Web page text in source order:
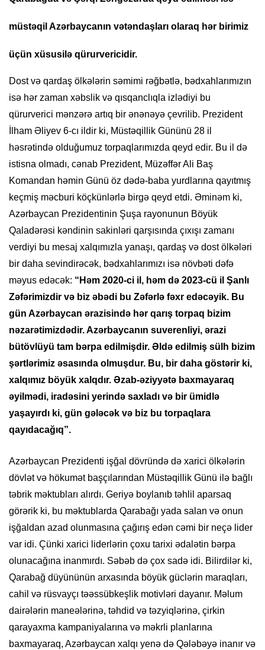
müstəqil Azərbaycanın vətəndaşları olaraq hər birimiz
üçün xüsusilə qürurvericidir.
Dost və qardaş ölkələrin səmimi rəğbətlə, bədxahlarımızın
isə hər zaman xəbslik və qısqanclıqla izlədiyi bu
qürurverici mənzərə artıq bir ənənəyə çevrilib. Prezident
İlham Əliyev 6-cı ildir ki, Müstəqillik Gününü 28 il
həsrətində olduğumuz torpaqlarımızda qeyd edir. Bu il də
istisna olmadı, cənab Prezident, Müzəffər Ali Baş
Komandan həmin Günü öz dədə-baba yurdlarına qayıtmış
keçmiş məcburi köçkünlərlə birgə qeyd etdi. Əminəm ki,
Azərbaycan Prezidentinin Şuşa rayonunun Böyük
Qaladərəsi kəndinin sakinləri qarşısında çıxışı zamanı
verdiyi bu mesaj xalqımızla yanaşı, qardaş və dost ölkələri
bir daha sevindirəcək, bədxahlarımızı isə növbəti dəfə
məyus edəcək: “Həm 2020-ci il, həm də 2023-cü il Şanlı
Zəfərimizdir və biz əbədi bu Zəfərlə fəxr edəcəyik. Bu
gün Azərbaycan ərazisində hər qarış torpaq bizim
nəzarətimizdədir. Azərbaycanın suverenliyi, ərazi
bütövlüyü tam bərpa edilmişdir. Əldə edilmiş sülh bizim
şərtlərimiz əsasında olmuşdur. Bu, bir daha göstərir ki,
xalqımız böyük xalqdır. Əzab-əziyyətə baxmayaraq
əyilmədi, iradəsini yerində saxladı və bir ümidlə
yaşayırdı ki, gün gələcək və biz bu torpaqlara
qayıdacağıq”.
Azərbaycan Prezidenti işğal dövründə də xarici ölkələrin
dövlət və hökumət başçılarından Müstəqillik Günü ilə bağlı
təbrik məktubları alırdı. Geriyə boylanıb təhlil aparsaq
görərik ki, bu məktublarda Qarabağı yada salan və onun
işğaldan azad olunmasına çağırış edən cəmi bir neçə lider
var idi. Çünki xarici liderlərin çoxu tarixi ədalətin bərpa
olunacağına inanmırdı. Səbəb də çox sadə idi. Bilirdilər ki,
Qarabağ düyününün arxasında böyük güclərin maraqları,
cahil və rüsvayçı təəssübkeşlik motivləri dayanır. Məlum
dairələrin maneələrinə, təhdid və təzyiqlərinə, çirkin
qarayaxma kampaniyalarına və məkrli planlarına
baxmayaraq, Azərbaycan xalqı yenə də Qələbəyə inanır və